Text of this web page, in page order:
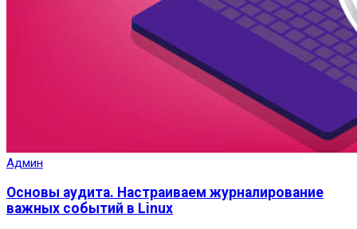
Админ
Основы аудита. Настраиваем журналирование
важных событий в Linux